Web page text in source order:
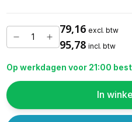
79,16 excl. btw
95,78 incl. btw
Op werkdagen voor 21:00
In